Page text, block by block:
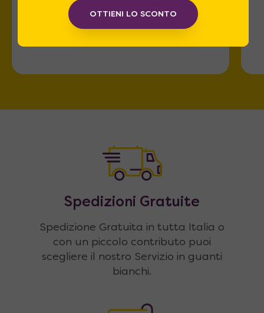
Roma
Spedizioni Gratuite
Spedizione Gratuita in tutta Italia o
con un piccolo contributo puoi
scegliere il nostro Servizio in guanti
bianchi.
OTTIENI LO SCONTO